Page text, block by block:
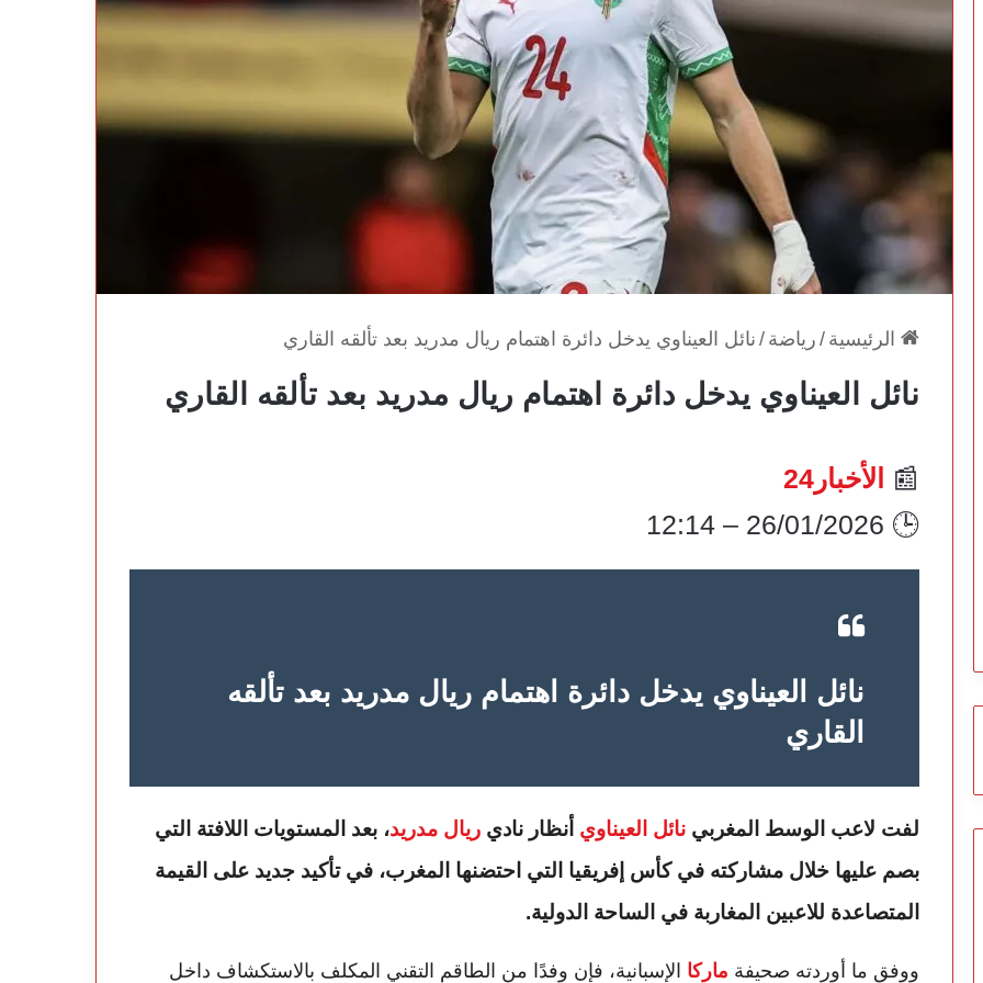
الرئيسية / رياضة / نائل العيناوي يدخل دائرة اهتمام ريال مدريد بعد تألقه القاري
نائل العيناوي يدخل دائرة اهتمام ريال مدريد بعد تألقه القاري
📰
الأخبار24
🕒 26/01/2026 – 12:14
نائل العيناوي يدخل دائرة اهتمام ريال مدريد بعد تألقه
القاري
لفت لاعب الوسط المغربي نائل العيناوي أنظار نادي ريال مدريد، بعد المستويات اللافتة التي
بصم عليها خلال مشاركته في كأس إفريقيا التي احتضنها المغرب، في تأكيد جديد على القيمة
المتصاعدة للاعبين المغاربة في الساحة الدولية.
ووفق ما أوردته صحيفة ماركا الإسبانية، فإن وفدًا من الطاقم التقني المكلف بالاستكشاف داخل